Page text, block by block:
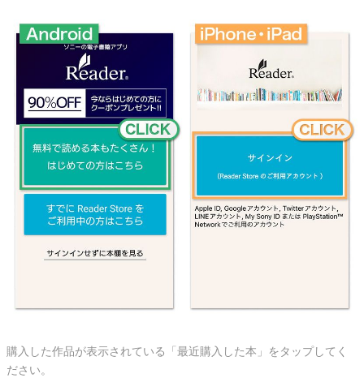
購入した作品が表示されている「最近購入した本」をタップしてく
ださい。